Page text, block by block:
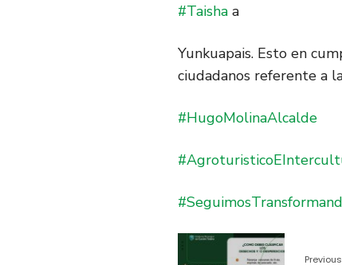
#Taisha a
Yunkuapais. Esto en
ciudadanos referente a
#HugoMolinaAlcalde